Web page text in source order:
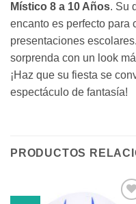
Místico 8 a 10 Años. Su
encanto es perfecto para
presentaciones
sorprenda con un look
¡Haz que su fiesta se
espectáculo de fantasía!
PRODUCTOS